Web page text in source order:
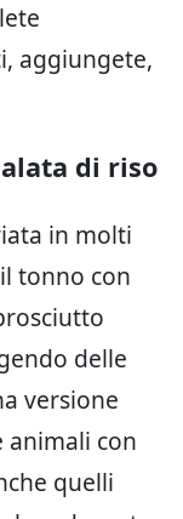
aggiungete,
di riso
in molti
tonno con
delle
versione
animali con
quelli